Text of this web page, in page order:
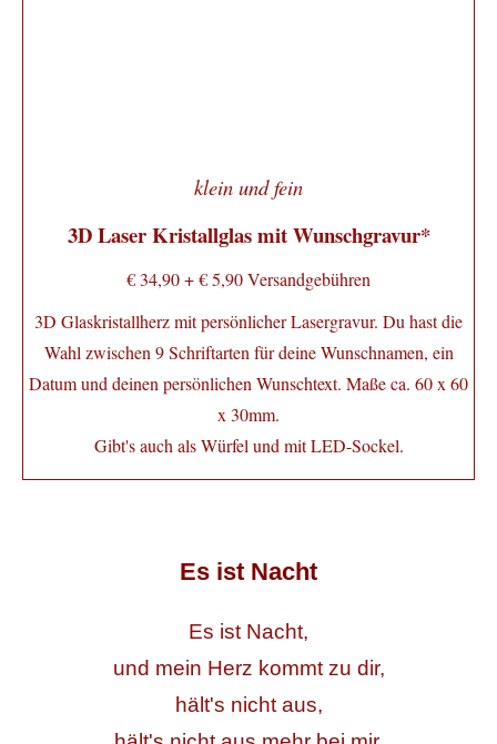
klein und fein
3D Laser Kristallglas mit Wunschgravur*
€ 34,90 + € 5,90 Versandgebühren
3D Glaskristallherz mit persönlicher Lasergravur. Du hast die
Wahl zwischen 9 Schriftarten für deine Wunschnamen, ein
Datum und deinen persönlichen Wunschtext. Maße ca. 60 x 60
x 30mm.
Gibt's auch als Würfel und mit LED-Sockel.
Es ist Nacht
Es ist Nacht,
und mein Herz kommt zu dir,
hält's nicht aus,